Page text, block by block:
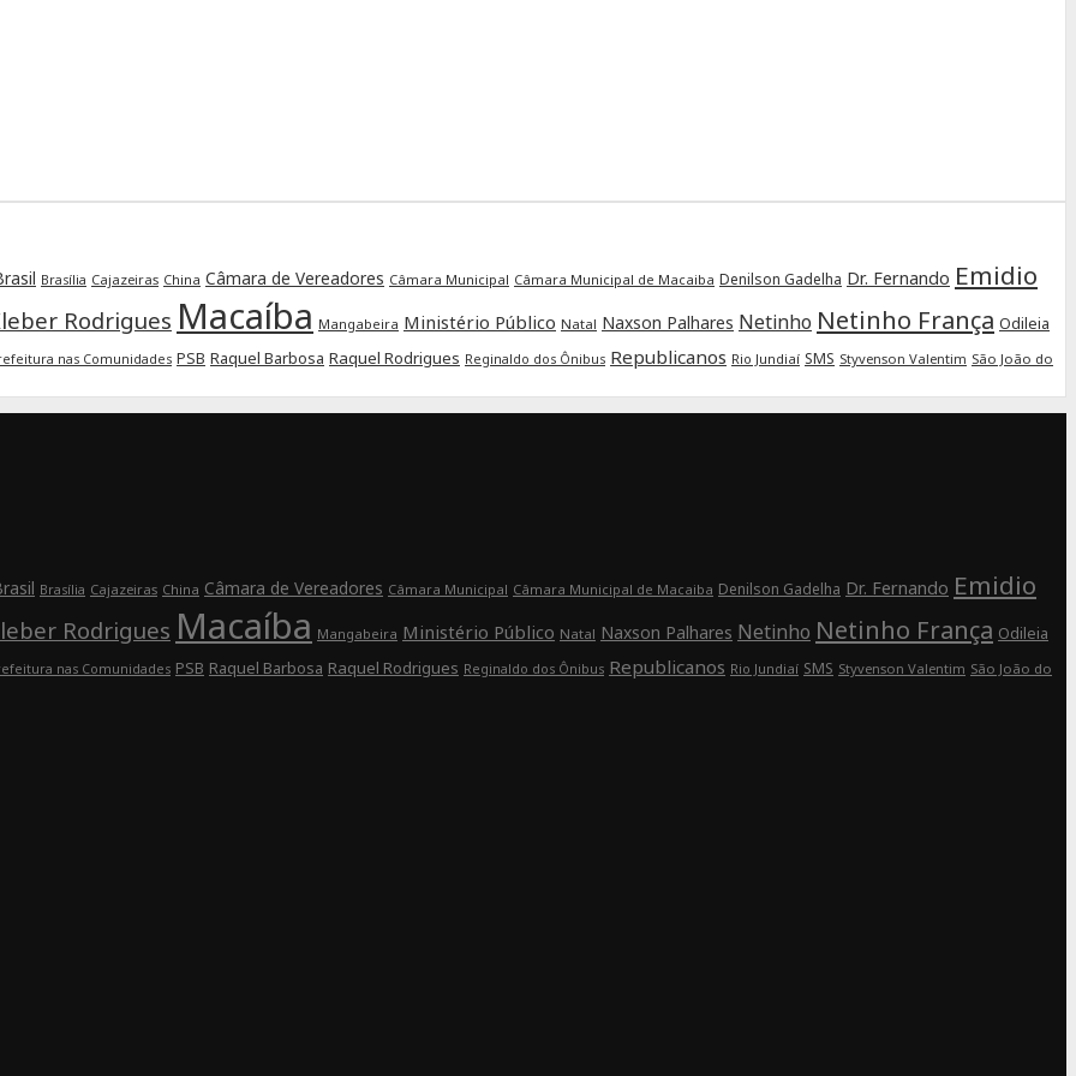
Brasília Cajazeiras China Câmara de Vereadores Câmara Municipal Câmara Municipal de Macaiba Denilson Gadelha Dr. Fernando Emidio
Rodrigues Macaíba Mangabeira Ministério Público Natal Naxson Palhares Netinho Netinho França Odileia
nas Comunidades PSB Raquel Barbosa Raquel Rodrigues Reginaldo dos Ônibus Republicanos Rio Jundiaí SMS Styvenson Valentim São João do
Brasília Cajazeiras China Câmara de Vereadores Câmara Municipal Câmara Municipal de Macaiba Denilson Gadelha Dr. Fernando Emidio
Rodrigues Macaíba Mangabeira Ministério Público Natal Naxson Palhares Netinho Netinho França Odileia
nas Comunidades PSB Raquel Barbosa Raquel Rodrigues Reginaldo dos Ônibus Republicanos Rio Jundiaí SMS Styvenson Valentim São João do